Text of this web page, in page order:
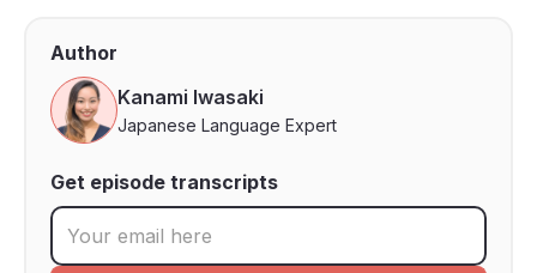
Author
Kanami Iwasaki
Japanese Language Expert
Get episode transcripts